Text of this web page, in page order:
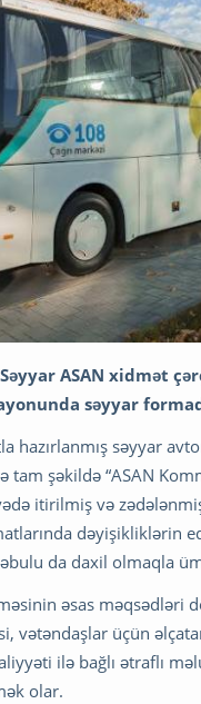
ASAN xidmət
səyyar
hazırlanmış səyyar
şəkildə “ASAN
itirilmiş və
dəyişikliklərin
da daxil olmaqla
əsas məqsədləri
vətəndaşlar üçün
ilə bağlı ətraflı
olar.